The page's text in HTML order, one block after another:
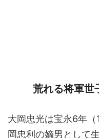
荒れる将軍世
大岡忠光は宝永6年
岡忠利の嫡男として